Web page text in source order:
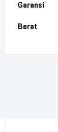
Garansi
Berat